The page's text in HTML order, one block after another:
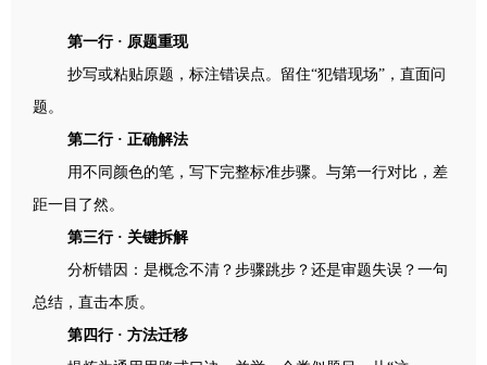
第一行 · 原题重现
抄写或粘贴原题，标注错误点。留住“犯错现场”，直面问
题。
第二行 · 正确解法
用不同颜色的笔，写下完整标准步骤。与第一行对比，差
距一目了然。
第三行 · 关键拆解
分析错因：是概念不清？步骤跳步？还是审题失误？一句
总结，直击本质。
第四行 · 方法迁移